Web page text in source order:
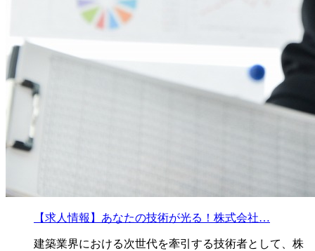
【求人情報】あなたの技術が光る！株式会社…
建築業界における次世代を牽引する技術者として、株